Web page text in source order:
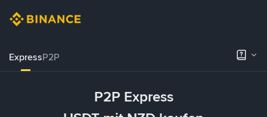
ExpressP2P
P2P Express